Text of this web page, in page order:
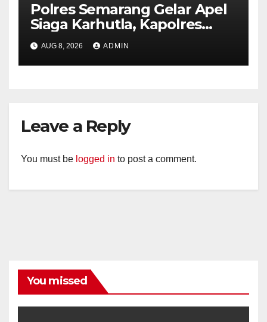
Polres Semarang Gelar Apel
Siaga Karhutla, Kapolres
Tekankan Sinergi dan
Kesiapsiagaan Hadapi Musim
Kemarau.
AUG 8, 2026 ADMIN
Leave a Reply
You must be logged in to post a comment.
You missed